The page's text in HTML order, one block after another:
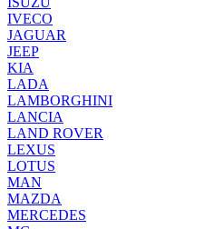
IVECO
JAGUAR
JEEP
KIA
LADA
LAMBORGHINI
LANCIA
LAND ROVER
LEXUS
LOTUS
MAN
MAZDA
MERCEDES